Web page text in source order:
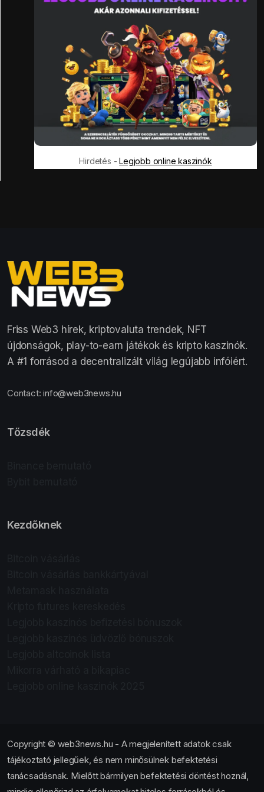
Hirdetés -Legjobb online kaszinók
Friss Web3 hírek, kriptovaluta trendek, NFT
újdonságok, play-to-earn játékok és kripto kaszinók.
A #1 forrásod a decentralizált világ legújabb infóiért.
Contact:info@web3news.hu
Tőzsdék
Kezdőknek
Copyright © web3news.hu - A megjelenített adatok csak
tájékoztató jellegűek, és nem minősülnek befektetési
tanácsadásnak. Mielőtt bármilyen befektetési döntést hoznál,